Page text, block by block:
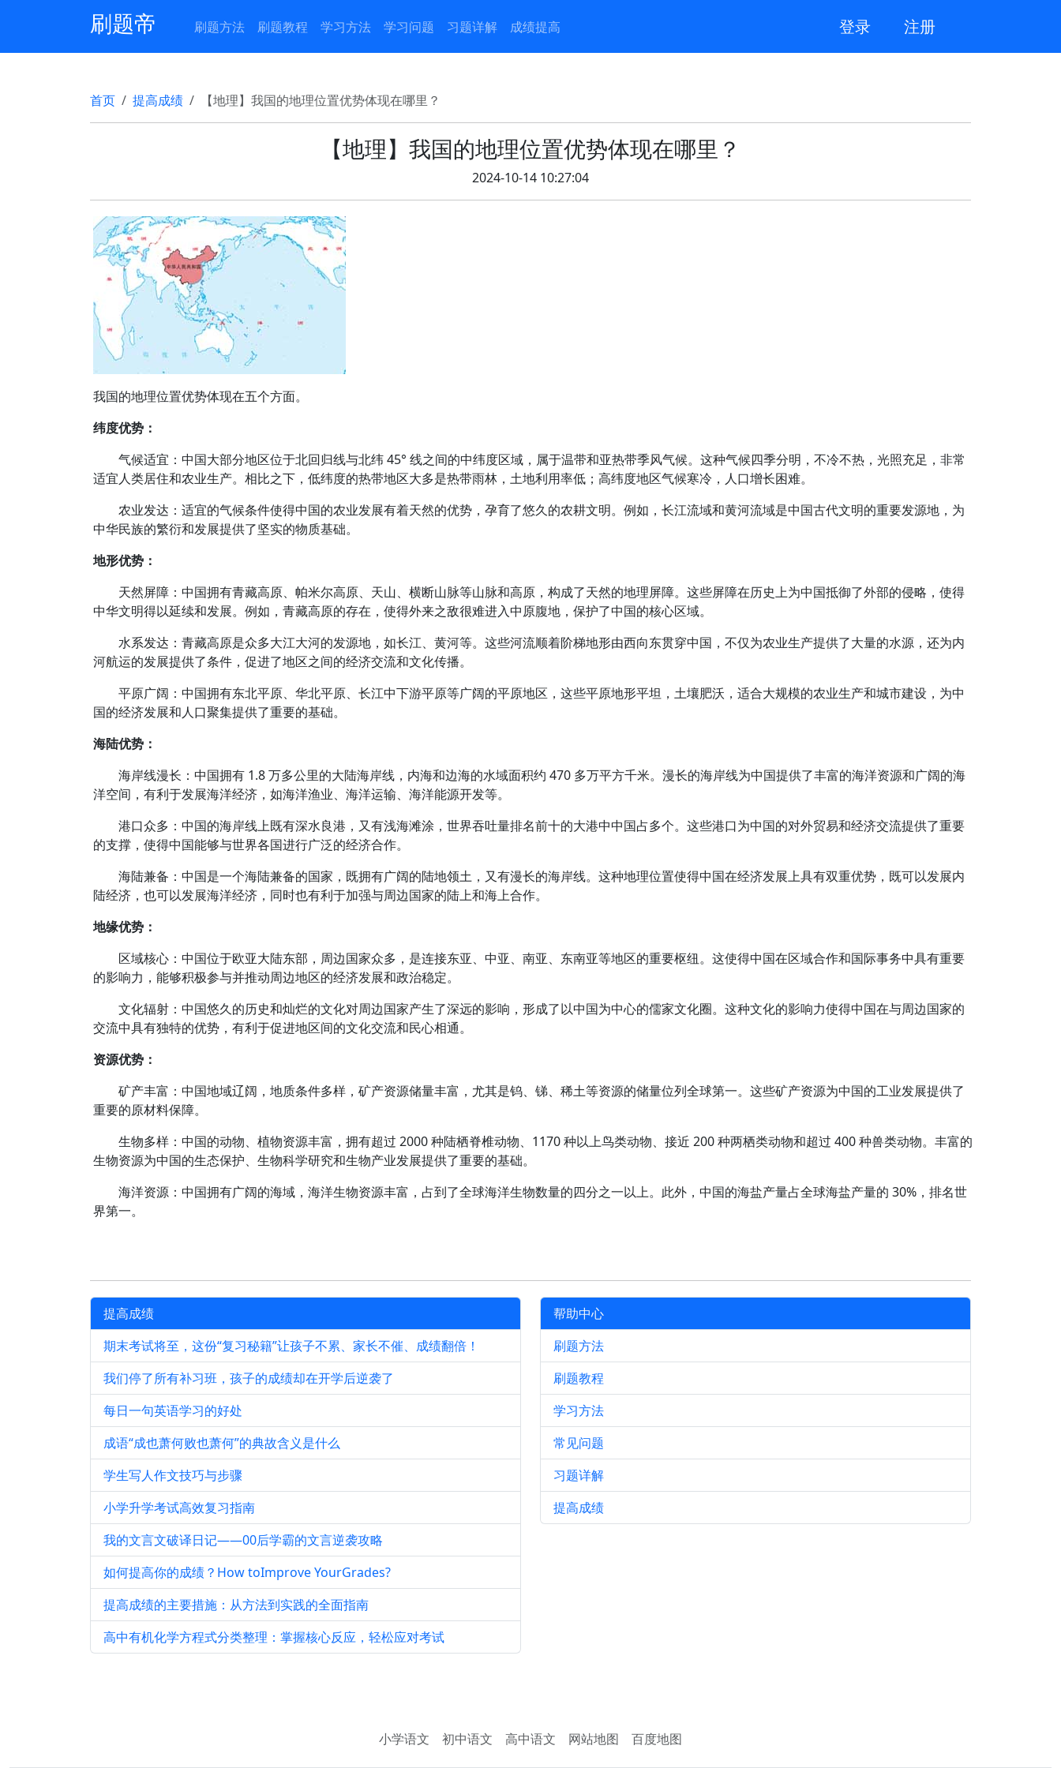
刷题帝 刷题方法 刷题教程 学习方法 学习问题 习题详解 成绩提高 登录 注册
首页 提高成绩 【地理】我国的地理位置优势体现在哪里？
【地理】我国的地理位置优势体现在哪里？
2024-10-14 10:27:04
我国的地理位置优势体现在五个方面。
纬度优势：
气候适宜：中国大部分地区位于北回归线与北纬 45° 线之间的中纬度区域，属于温带和亚热带季风气候。这种气候四季分明，不冷不热，光照充足，非常
适宜人类居住和农业生产。相比之下，低纬度的热带地区大多是热带雨林，土地利用率低；高纬度地区气候寒冷，人口增长困难。
农业发达：适宜的气候条件使得中国的农业发展有着天然的优势，孕育了悠久的农耕文明。例如，长江流域和黄河流域是中国古代文明的重要发源地，为
中华民族的繁衍和发展提供了坚实的物质基础。
地形优势：
天然屏障：中国拥有青藏高原、帕米尔高原、天山、横断山脉等山脉和高原，构成了天然的地理屏障。这些屏障在历史上为中国抵御了外部的侵略，使得
中华文明得以延续和发展。例如，青藏高原的存在，使得外来之敌很难进入中原腹地，保护了中国的核心区域。
水系发达：青藏高原是众多大江大河的发源地，如长江、黄河等。这些河流顺着阶梯地形由西向东贯穿中国，不仅为农业生产提供了大量的水源，还为内
河航运的发展提供了条件，促进了地区之间的经济交流和文化传播。
平原广阔：中国拥有东北平原、华北平原、长江中下游平原等广阔的平原地区，这些平原地形平坦，土壤肥沃，适合大规模的农业生产和城市建设，为中
国的经济发展和人口聚集提供了重要的基础。
海陆优势：
海岸线漫长：中国拥有 1.8 万多公里的大陆海岸线，内海和边海的水域面积约 470 多万平方千米。漫长的海岸线为中国提供了丰富的海洋资源和广阔的海
洋空间，有利于发展海洋经济，如海洋渔业、海洋运输、海洋能源开发等。
港口众多：中国的海岸线上既有深水良港，又有浅海滩涂，世界吞吐量排名前十的大港中中国占多个。这些港口为中国的对外贸易和经济交流提供了重要
的支撑，使得中国能够与世界各国进行广泛的经济合作。
海陆兼备：中国是一个海陆兼备的国家，既拥有广阔的陆地领土，又有漫长的海岸线。这种地理位置使得中国在经济发展上具有双重优势，既可以发展内
陆经济，也可以发展海洋经济，同时也有利于加强与周边国家的陆上和海上合作。
地缘优势：
区域核心：中国位于欧亚大陆东部，周边国家众多，是连接东亚、中亚、南亚、东南亚等地区的重要枢纽。这使得中国在区域合作和国际事务中具有重要
的影响力，能够积极参与并推动周边地区的经济发展和政治稳定。
文化辐射：中国悠久的历史和灿烂的文化对周边国家产生了深远的影响，形成了以中国为中心的儒家文化圈。这种文化的影响力使得中国在与周边国家的
交流中具有独特的优势，有利于促进地区间的文化交流和民心相通。
资源优势：
矿产丰富：中国地域辽阔，地质条件多样，矿产资源储量丰富，尤其是钨、锑、稀土等资源的储量位列全球第一。这些矿产资源为中国的工业发展提供了
重要的原材料保障。
生物多样：中国的动物、植物资源丰富，拥有超过 2000 种陆栖脊椎动物、1170 种以上鸟类动物、接近 200 种两栖类动物和超过 400 种兽类动物。丰富的
生物资源为中国的生态保护、生物科学研究和生物产业发展提供了重要的基础。
海洋资源：中国拥有广阔的海域，海洋生物资源丰富，占到了全球海洋生物数量的四分之一以上。此外，中国的海盐产量占全球海盐产量的 30%，排名世
界第一。
提高成绩
期末考试将至，这份“复习秘籍”让孩子不累、家长不催、成绩翻倍！
我们停了所有补习班，孩子的成绩却在开学后逆袭了
每日一句英语学习的好处
成语“成也萧何败也萧何”的典故含义是什么
学生写人作文技巧与步骤
小学升学考试高效复习指南
我的文言文破译日记——00后学霸的文言逆袭攻略
如何提高你的成绩？How toImprove YourGrades?
提高成绩的主要措施：从方法到实践的全面指南
高中有机化学方程式分类整理：掌握核心反应，轻松应对考试
帮助中心
刷题方法
刷题教程
学习方法
常见问题
习题详解
提高成绩
小学语文 初中语文 高中语文 网站地图 百度地图